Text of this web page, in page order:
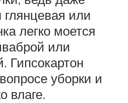
или
легко моется
или
Гипсокартон
уборки и
влаге.